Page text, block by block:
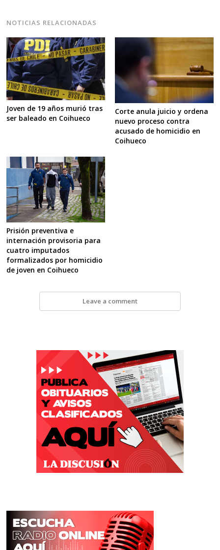
NOTICIAS RELACIONADAS
Joven de 19 años murió tras
ser baleado en Coihueco
Corte anula juicio y ordena
nuevo proceso contra
acusado de homicidio en
Coihueco
Prisión preventiva e
internación provisoria para
cuatro imputados
formalizados por homicidio
de joven en Coihueco
Leave a comment